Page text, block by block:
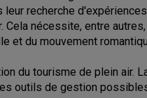
recherche
nécessite, entre
et du mouvement
du tourisme de plein air.
outils de gestion